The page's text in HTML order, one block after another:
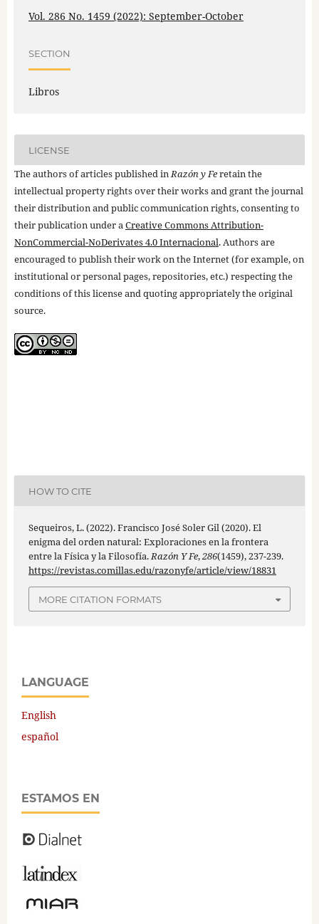
Vol. 286 No. 1459 (2022): September-October
SECTION
Libros
LICENSE
The authors of articles published inRazón y Feretain the
intellectual property rights over their works and grant the journal
their distribution and public communication rights, consenting to
their publication under aCreative Commons Attribution-
NonCommercial-NoDerivates 4.0 Internacional. Authors are
encouraged to publish their work on the Internet (for example, on
institutional or personal pages, repositories, etc.) respecting the
conditions of this license and quoting appropriately the original
source.
HOW TO CITE
Sequeiros, L. (2022). Francisco José Soler Gil (2020). El
enigma del orden natural: Exploraciones en la frontera
entre la Física y la Filosofía.Razón Y Fe,286(1459), 237-239.
https://revistas.comillas.edu/razonyfe/article/view/18831
MORE CITATION FORMATS
LANGUAGE
English
español
ESTAMOS EN